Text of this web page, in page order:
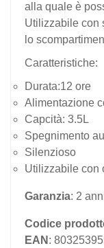
alla quale è
Utilizzabile con
lo
Caratteristiche:
Durata:12 ore
Alimentazione
Capcità: 3.5L
Spegnimento
Silenzioso
Utilizzabile con
Garanzia: 2
Codice
EAN :